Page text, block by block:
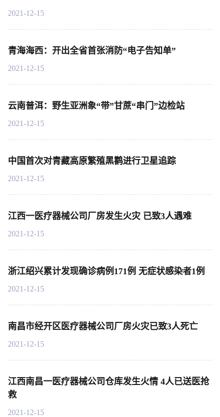
2021-12-15
青海海西：开出全省首张消防“电子告知单”
2021-12-15
云南普洱：野生亚洲象“带”甘蔗“串门”边检站
2021-12-15
中国首次对青藏高原繁殖黑鹳进行卫星追踪
2021-12-15
江西一医疗器械公司厂房发生火灾 已致3人遇难
2021-12-15
浙江绍兴累计发现确诊病例171例 无症状感染者1例
2021-12-15
南昌市经开区医疗器械公司厂房火灾已致3人死亡
2021-12-15
江西南昌一医疗器械公司仓库发生火情 4人已送医抢
救
2021-12-15